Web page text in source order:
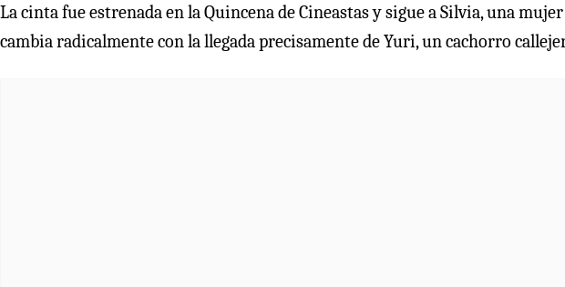
La cinta fue estrenada en la Quincena de Cineastas y sigue a Silvia, una
cambia radicalmente con la llegada precisamente de Yuri, un cachorro